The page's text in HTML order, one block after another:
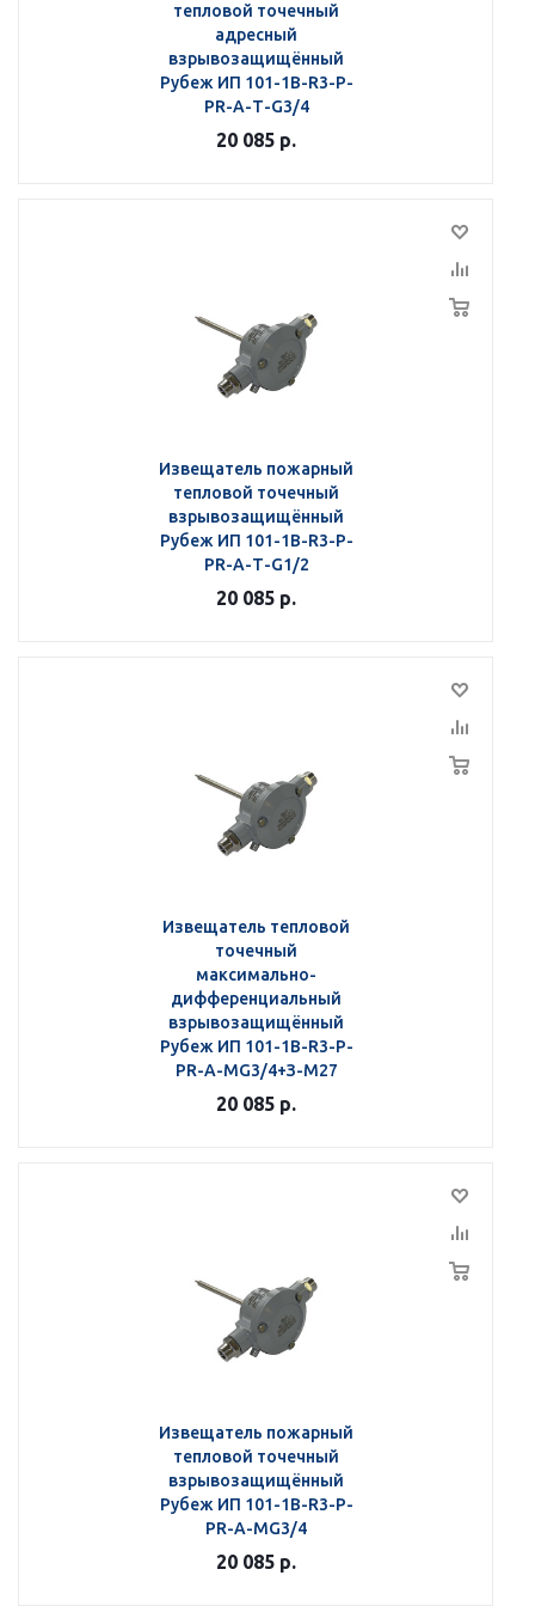
тепловой точечный
адресный
взрывозащищённый
Рубеж ИП 101-1В-R3-Р-
РR-А-Т-G3/4
20 085 р.
Извещатель пожарный
тепловой точечный
взрывозащищённый
Рубеж ИП 101-1В-R3-Р-
РR-А-Т-G1/2
20 085 р.
Извещатель тепловой
точечный
максимально-
дифференциальный
взрывозащищённый
Рубеж ИП 101-1В-R3-Р-
РR-А-МG3/4+З-М27
20 085 р.
Извещатель пожарный
тепловой точечный
взрывозащищённый
Рубеж ИП 101-1В-R3-Р-
РR-А-МG3/4
20 085 р.